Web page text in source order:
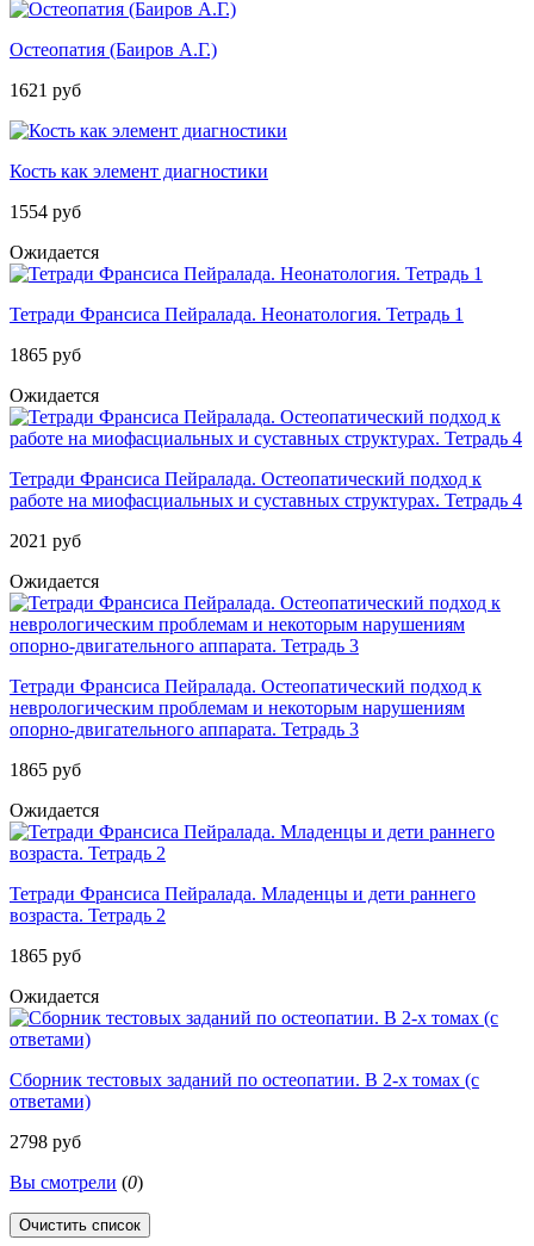
Остеопатия (Баиров А.Г.)
1621 руб
Кость как элемент диагностики
1554 руб
Ожидается
Тетради Франсиса Пейралада. Неонатология. Тетрадь 1
1865 руб
Ожидается
Тетради Франсиса Пейралада. Остеопатический подход к
работе на миофасциальных и суставных структурах. Тетрадь 4
2021 руб
Ожидается
Тетради Франсиса Пейралада. Остеопатический подход к
неврологическим проблемам и некоторым нарушениям
опорно-двигательного аппарата. Тетрадь 3
1865 руб
Ожидается
Тетради Франсиса Пейралада. Младенцы и дети раннего
возраста. Тетрадь 2
1865 руб
Ожидается
Сборник тестовых заданий по остеопатии. В 2-х томах (с
ответами)
2798 руб
Вы смотрели (0)
Очистить список